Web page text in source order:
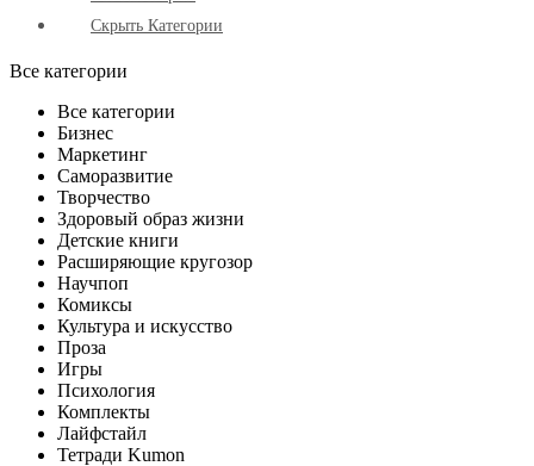
Скрыть Категории
Все категории
Все категории
Бизнес
Маркетинг
Саморазвитие
Творчество
Здоровый образ жизни
Детские книги
Расширяющие кругозор
Научпоп
Комиксы
Культура и искусство
Проза
Игры
Психология
Комплекты
Лайфстайл
Тетради Kumon